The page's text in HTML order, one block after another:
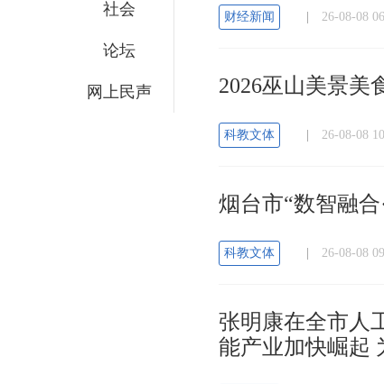
财经新闻 26-08-08
2026巫山美景美
科教文体 26-08-08
烟台市“数智融
科教文体 26-08-08
张明康在全市人
能产业加快崛起
社会
论坛
网上民声